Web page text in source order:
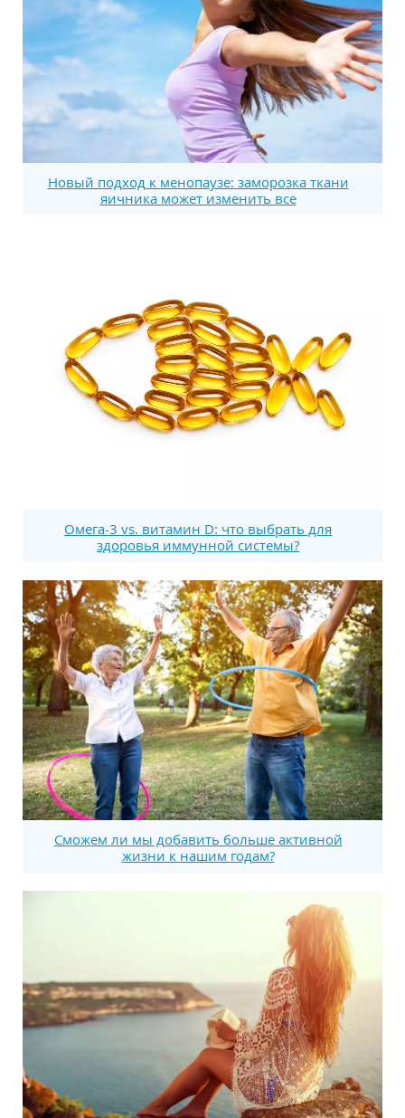
Новый подход к менопаузе: заморозка ткани
яичника может изменить все
Омега-3 vs. витамин D: что выбрать для
здоровья иммунной системы?
Сможем ли мы добавить больше активной
жизни к нашим годам?